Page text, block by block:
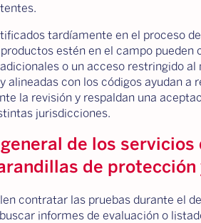
tardíamente en el proceso
estén en el campo pueden
o un acceso restringido al
alineadas con los códigos ayudan a
la revisión y respaldan una
jurisdicciones.
de los servicios
de protección
contratar las pruebas durante el
informes de evaluación o